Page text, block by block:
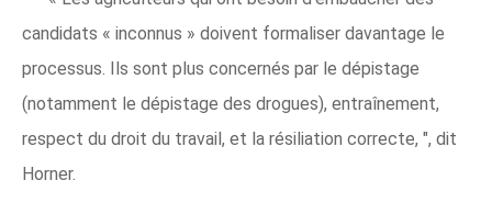
candidats « inconnus » doivent formaliser davantage le
processus. Ils sont plus concernés par le dépistage
(notamment le dépistage des drogues), entraînement,
respect du droit du travail, et la résiliation correcte, ", dit
Horner.